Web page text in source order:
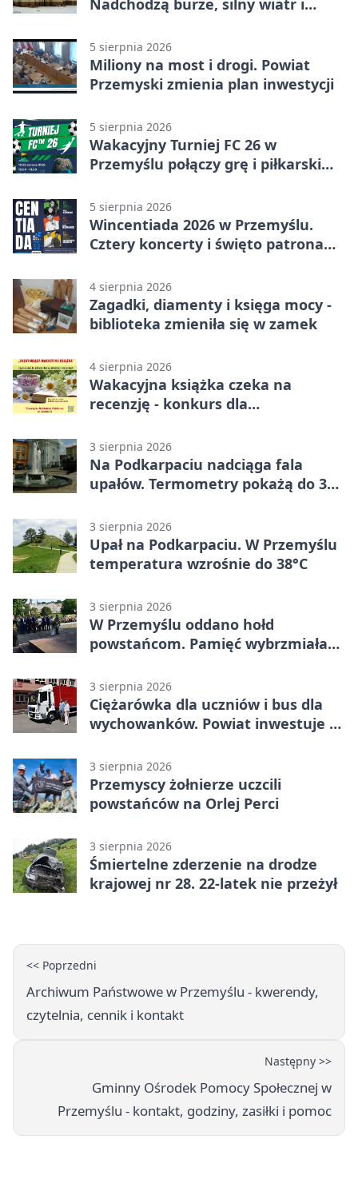
Nadchodzą burze, silny wiatr i
5 sierpnia 2026
Miliony na most i drogi. Powiat
Przemyski zmienia plan inwestycji
5 sierpnia 2026
Wakacyjny Turniej FC 26 w
Przemyślu połączy grę i piłkarski
5 sierpnia 2026
Wincentiada 2026 w Przemyślu.
Cztery koncerty i święto patrona
4 sierpnia 2026
Zagadki, diamenty i księga mocy -
biblioteka zmieniła się w zamek
4 sierpnia 2026
Wakacyjna książka czeka na
recenzję - konkurs dla
3 sierpnia 2026
Na Podkarpaciu nadciąga fala
upałów. Termometry pokażą do 36
3 sierpnia 2026
Upał na Podkarpaciu. W Przemyślu
temperatura wzrośnie do 38°C
3 sierpnia 2026
W Przemyślu oddano hołd
powstańcom. Pamięć wybrzmiała
3 sierpnia 2026
Ciężarówka dla uczniów i bus dla
wychowanków. Powiat inwestuje w
3 sierpnia 2026
Przemyscy żołnierze uczcili
powstańców na Orlej Perci
3 sierpnia 2026
Śmiertelne zderzenie na drodze
krajowej nr 28. 22-latek nie przeżył
<< Poprzedni
Archiwum Państwowe w Przemyślu - kwerendy,
czytelnia, cennik i kontakt
Następny >>
Gminny Ośrodek Pomocy Społecznej w
Przemyślu - kontakt, godziny, zasiłki i pomoc